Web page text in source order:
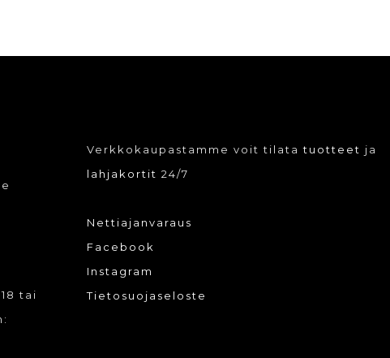
tai
Verkkokaupastamme voit tilatatuotteet ja
lahjakortit 24/7
Nettiajanvaraus
Facebook
Instagram
Tietosuojaseloste